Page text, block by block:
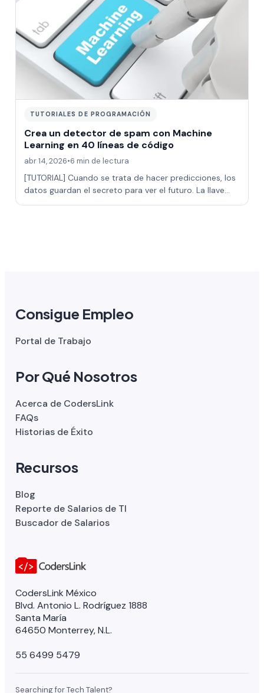
TUTORIALES DE PROGRAMACIÓN
Crea un detector de spam con Machine
Learning en 40 líneas de código
abr 14, 2026•6 min de lectura
[TUTORIAL] Cuando se trata de hacer predicciones, los
datos guardan el secreto para ver el futuro. La llave
para descubrirlo está en las téc…
CodersLink México
Blvd. Antonio L. Rodríguez 1888
Santa María
64650 Monterrey, N.L.
55 6499 5479
Searching for Tech Talent?
Consigue Empleo
Portal de Trabajo
Por Qué Nosotros
Acerca de CodersLink
FAQs
Historias de Éxito
Recursos
Blog
Reporte de Salarios de TI
Buscador de Salarios